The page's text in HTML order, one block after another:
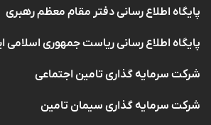
پایگاه اطلاع رسانی دفتر مقام معظم رهبری
پایگاه اطلاع رسانی ریاست جمهوری اسلامی
شرکت سرمایه گذاری تامین اجتماعی
شرکت سرمایه گذاری سیمان تامین